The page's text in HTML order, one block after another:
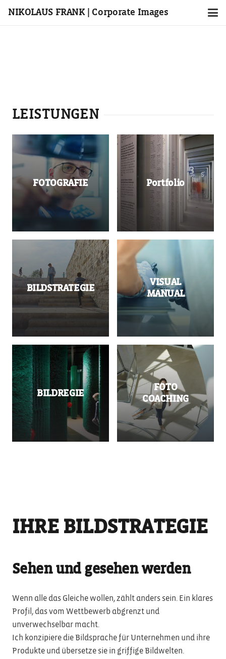
NIKOLAUS FRANK | Corporate Images
LEISTUNGEN
FOTOGRAFIE Portfolio
BILDSTRATEGIE
VISUAL
MANUAL
BILDREGIE
FOTO
COACHING
IHRE BILDSTRATEGIE
Sehen und gesehen werden
Wenn alle das Gleiche wollen, zählt anders sein. Ein klares
Profil, das vom Wettbewerb abgrenzt und
unverwechselbar macht.
Ich konzipiere die Bildsprache für Unternehmen und ihre
Produkte und übersetze sie in griffige Bildwelten.